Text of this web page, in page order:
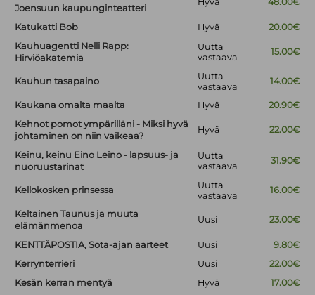
Joensuun kaupunginteatteri
Katukatti Bob Hyvä
20.00€
Kauhuagentti Nelli Rapp:
Hirviöakatemia
Uutta
vastaava
15.00€
Kauhun tasapaino
Uutta
vastaava
14.00€
Kaukana omalta maalta Hyvä
20.90€
Kehnot pomot ympärilläni - Miksi hyvä
johtaminen on niin vaikeaa?
Hyvä 22.00€
Keinu, keinu Eino Leino - lapsuus- ja
nuoruustarinat
Uutta
vastaava
31.90€
Kellokosken prinsessa
Uutta
vastaava
16.00€
Keltainen Taunus ja muuta
elämänmenoa
Uusi 23.00€
KENTTÄPOSTIA, Sota-ajan aarteet Uusi
9.80€
Kerrynterrieri
Uusi
22.00€
Kesän kerran mentyä
Hyvä 17.00€